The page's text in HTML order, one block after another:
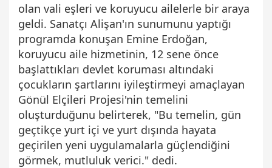
olan vali eşleri ve koruyucu ailelerle bir araya
geldi. Sanatçı Alişan'ın sunumunu yaptığı
programda konuşan Emine Erdoğan,
koruyucu aile hizmetinin, 12 sene önce
başlattıkları devlet koruması altındaki
çocukların şartlarını iyileştirmeyi amaçlayan
Gönül Elçileri Projesi'nin temelini
oluşturduğunu belirterek, "Bu temelin, gün
geçtikçe yurt içi ve yurt dışında hayata
geçirilen yeni uygulamalarla güçlendiğini
görmek, mutluluk verici." dedi.